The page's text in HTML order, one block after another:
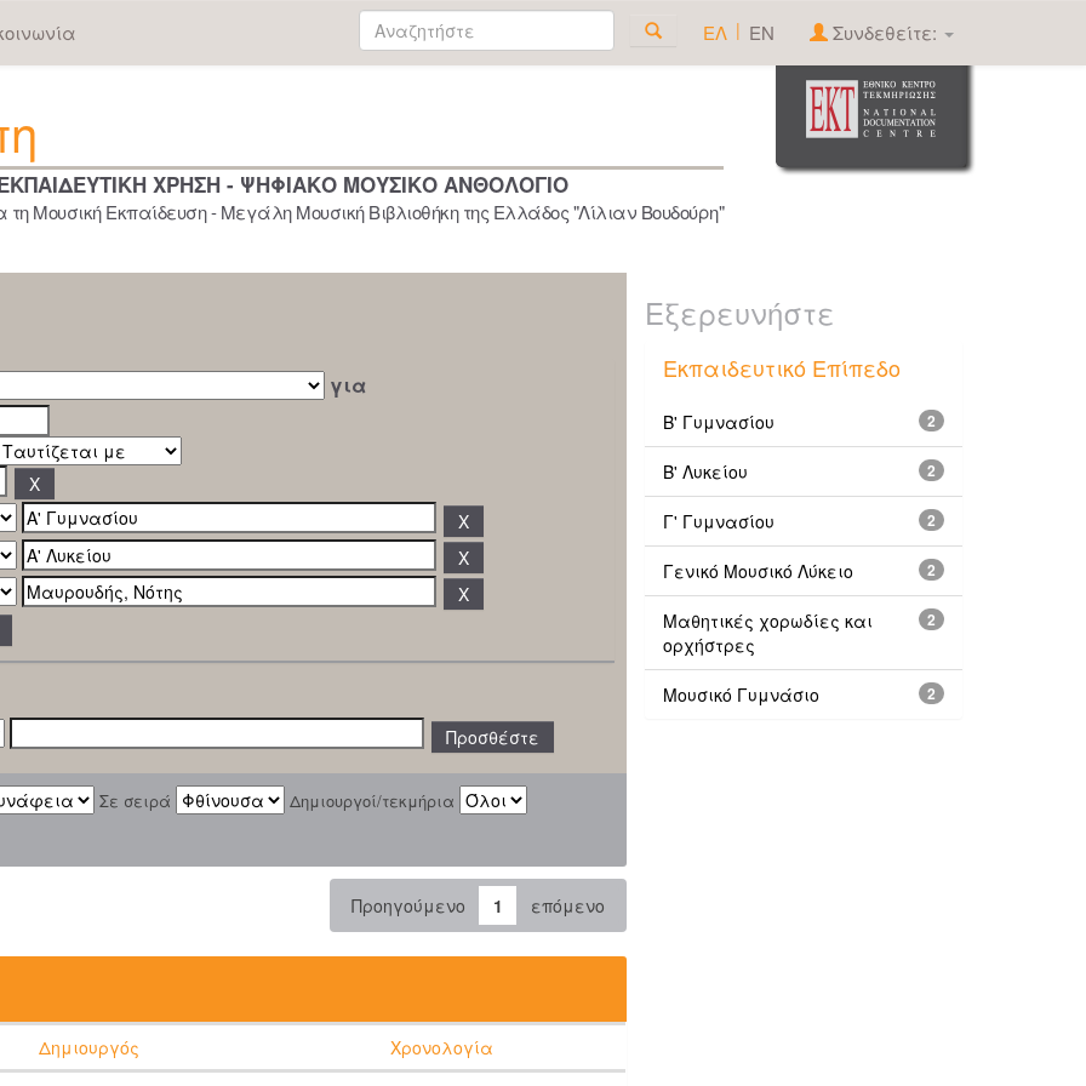
ΕΛ | EN Συνδεθείτε:
ΧΡΗΣΗ - ΨΗΦΙΑΚΟ ΜΟΥΣΙΚΟ ΑΝΘΟΛΟΓΙΟ
Μουσική Εκπαίδευση - Μεγάλη Μουσική Βιβλιοθήκη της Ελλάδος "Λίλιαν Βουδούρη"
για
Σε σειρά Δημιουργοί/τεκμήρια
Προηγούμενο 1 επόμενο
Δημιουργός
Χρονολογία
Εξερευνήστε
Εκπαιδευτικό Επίπεδο
2
Β' Γυμνασίου
2
Β' Λυκείου
2
Γ' Γυμνασίου
2
Γενικό Μουσικό Λύκειο
2
Μαθητικές χορωδίες και
ορχήστρες
2
Μουσικό Γυμνάσιο